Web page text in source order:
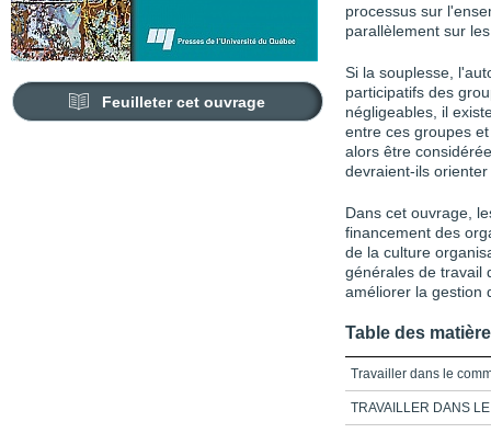
Feuilleter cet ouvrage
processus sur
parallèlement sur
Si la souplesse,
participatifs des
négligeables, il
entre ces groupes
alors être
devraient-ils
Dans cet ouvrage,
financement des
de la culture
générales de travail
améliorer la gestion
Table des
Travailler dans le
TRAVAILLER DANS